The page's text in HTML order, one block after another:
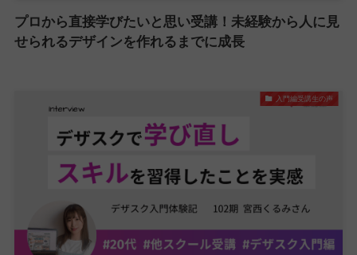
プロから直接学びたいと思い受講！未経験から人に見
せられるデザインを作れるまでに成長
入門編受講生の声